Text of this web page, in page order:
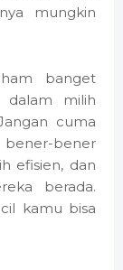
mungkin
banget
dalam milih
cuma
bener-bener
efisien, dan
berada.
kamu bisa